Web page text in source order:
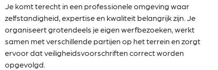
Je komt terecht in een professionele omgeving waar
zelfstandigheid, expertise en kwaliteit belangrijk zijn. Je
organiseert grotendeels je eigen werfbezoeken, werkt
samen met verschillende partijen op het terrein en zorgt
ervoor dat veiligheidsvoorschriften correct worden
opgevolgd.